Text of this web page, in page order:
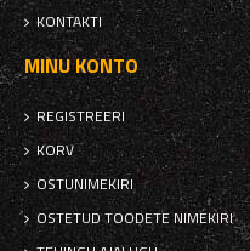
KONTAKTI
MINU KONTO
REGISTREERI
KORV
OSTUNIMEKIRI
OSTETUD TOODETE NIMEKIRI